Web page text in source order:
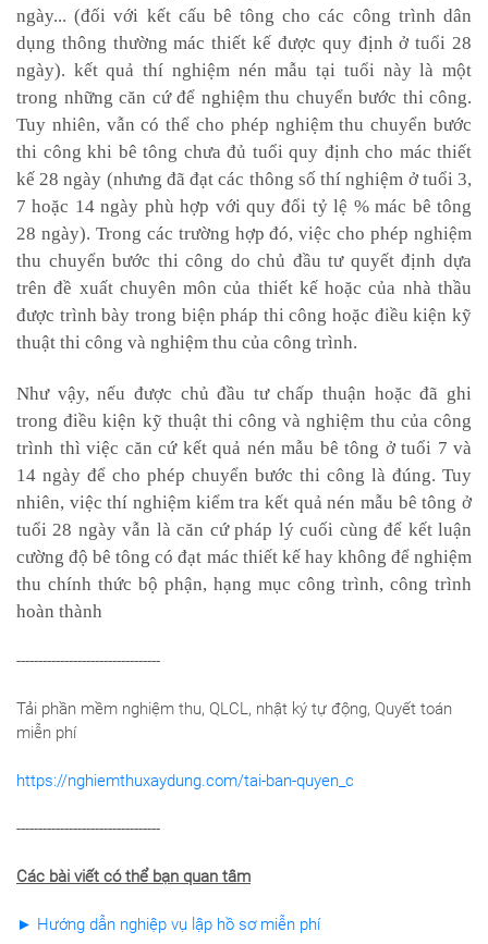
ngày... (đối với kết cấu bê tông cho các công trình dân
dụng thông thường mác thiết kế được quy định ở tuổi 28
ngày). kết quả thí nghiệm nén mẫu tại tuổi này là một
trong những căn cứ để nghiệm thu chuyển bước thi công.
Tuy nhiên, vẫn có thể cho phép nghiệm thu chuyển bước
thi công khi bê tông chưa đủ tuổi quy định cho mác thiết
kế 28 ngày (nhưng đã đạt các thông số thí nghiệm ở tuổi 3,
7 hoặc 14 ngày phù hợp với quy đổi tỷ lệ % mác bê tông
28 ngày). Trong các trường hợp đó, việc cho phép nghiệm
thu chuyển bước thi công do chủ đầu tư quyết định dựa
trên đề xuất chuyên môn của thiết kế hoặc của nhà thầu
được trình bày trong biện pháp thi công hoặc điều kiện kỹ
thuật thi công và nghiệm thu của công trình.
Như vậy, nếu được chủ đầu tư chấp thuận hoặc đã ghi
trong điều kiện kỹ thuật thi công và nghiệm thu của công
trình thì việc căn cứ kết quả nén mẫu bê tông ở tuổi 7 và
14 ngày để cho phép chuyển bước thi công là đúng. Tuy
nhiên, việc thí nghiệm kiểm tra kết quả nén mẫu bê tông ở
tuổi 28 ngày vẫn là căn cứ pháp lý cuối cùng để kết luận
cường độ bê tông có đạt mác thiết kế hay không để nghiệm
thu chính thức bộ phận, hạng mục công trình, công trình
hoàn thành
---------------------------------
Tải phần mềm nghiệm thu, QLCL, nhật ký tự động, Quyết toán
miễn phí
https://nghiemthuxaydung.com/tai-ban-quyen_c
---------------------------------
Các bài viết có thể bạn quan tâm
► Hướng dẫn nghiệp vụ lập hồ sơ miễn phí